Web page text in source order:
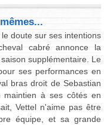
doute sur ses intentions
cabré annonce la
supplémentaire. Le
ses performances en
bras droit de Sebastian
maintien à ses côtés en
Vettel n'aime pas être
équipe, et sa grande